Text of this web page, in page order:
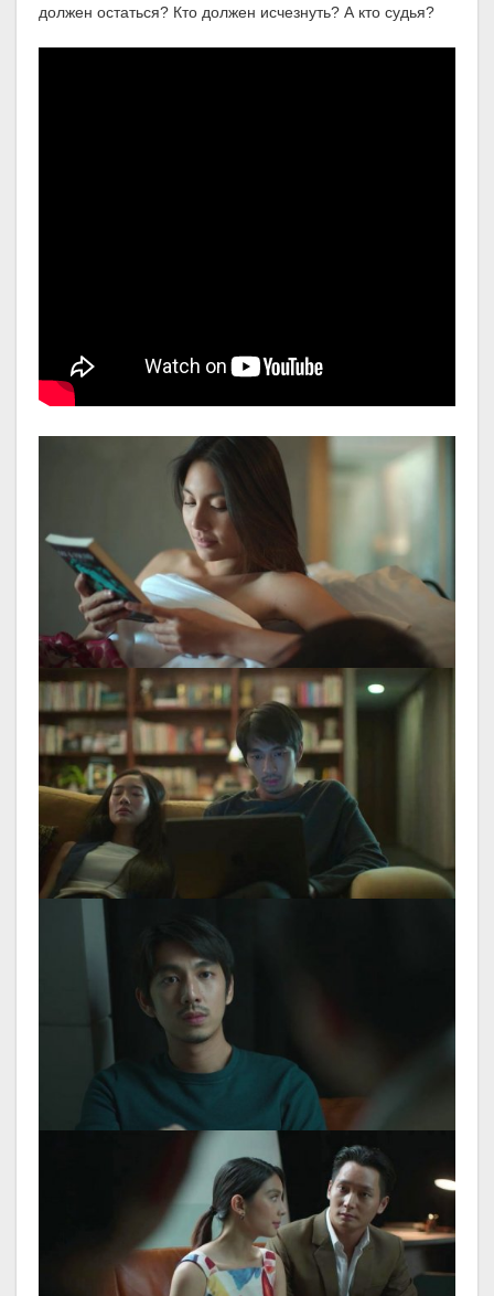
должен остаться? Кто должен исчезнуть? А кто судья?